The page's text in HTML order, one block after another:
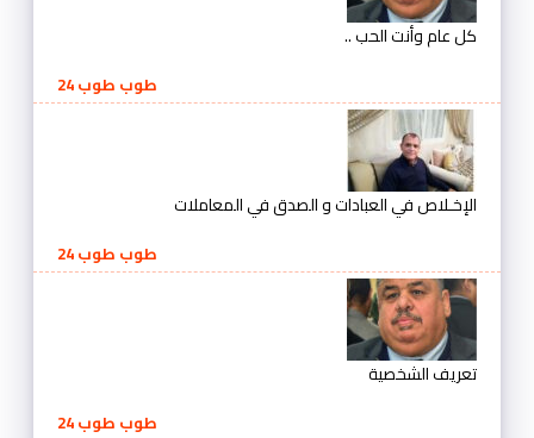
كل عام وأنت الحب ..
طوب طوب 24
الإخـلاص في العبادات و الصدق في المعاملات
طوب طوب 24
تعريف الشخصية
طوب طوب 24